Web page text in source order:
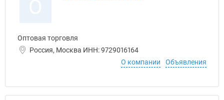
Оптовая торговля
Россия, Москва ИНН: 9729016164
О компании
Объявления